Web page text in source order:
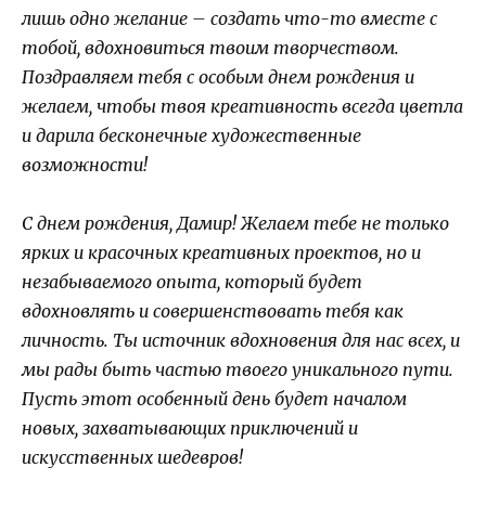
лишь одно желание – создать что-то вместе с
тобой, вдохновиться твоим творчеством.
Поздравляем тебя с особым днем рождения и
желаем, чтобы твоя креативность всегда цветла
и дарила бесконечные художественные
возможности!
С днем рождения, Дамир! Желаем тебе не только
ярких и красочных креативных проектов, но и
незабываемого опыта, который будет
вдохновлять и совершенствовать тебя как
личность. Ты источник вдохновения для нас всех, и
мы рады быть частью твоего уникального пути.
Пусть этот особенный день будет началом
новых, захватывающих приключений и
искусственных шедевров!